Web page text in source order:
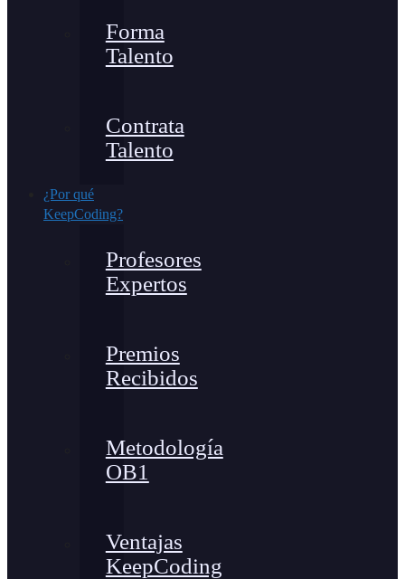
Forma
Talento
Contrata
Talento
¿Por qué
KeepCoding?
Profesores
Expertos
Premios
Recibidos
Metodología
OB1
Ventajas
KeepCoding